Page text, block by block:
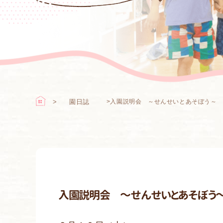
園日誌 >入園説明会 ～せんせいとあそぼう～
入園説明会 ～せんせいとあそぼう